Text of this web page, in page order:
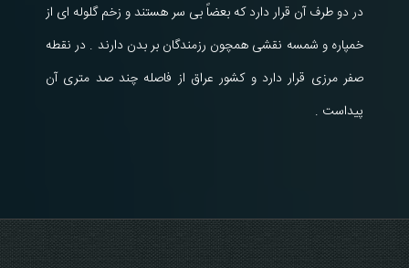
در دو طرف آن قرار دارد که بعضاً بی سر هستند و زخم گلوله ای از
خمپاره و شمسه نقشی همچون رزمندگان بر بدن دارند . در نقطه
صفر مرزی قرار دارد و کشور عراق از فاصله چند صد متری آن
پیداست .